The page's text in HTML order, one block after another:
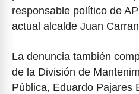
responsable político de
actual alcalde Juan
La denuncia también
de la División de
Pública, Eduardo Pajares